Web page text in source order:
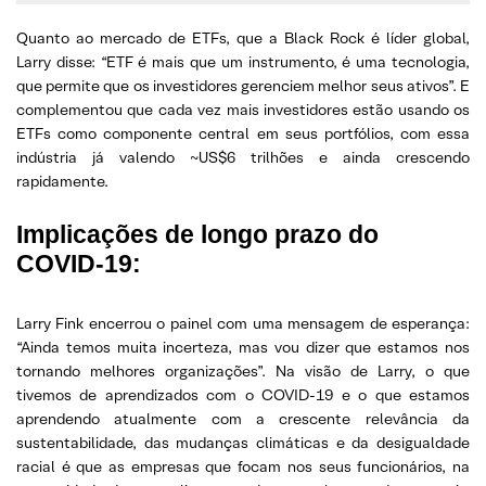
Quanto ao mercado de ETFs, que a Black Rock é líder global,
Larry disse: “ETF é mais que um instrumento, é uma tecnologia,
que permite que os investidores gerenciem melhor seus ativos”. E
complementou que cada vez mais investidores estão usando os
ETFs como componente central em seus portfólios, com essa
indústria já valendo ~US$6 trilhões e ainda crescendo
rapidamente.
Implicações de longo prazo do
COVID-19:
Larry Fink encerrou o painel com uma mensagem de esperança:
“Ainda temos muita incerteza, mas vou dizer que estamos nos
tornando melhores organizações”. Na visão de Larry, o que
tivemos de aprendizados com o COVID-19 e o que estamos
aprendendo atualmente com a crescente relevância da
sustentabilidade, das mudanças climáticas e da desigualdade
racial é que as empresas que focam nos seus funcionários, na